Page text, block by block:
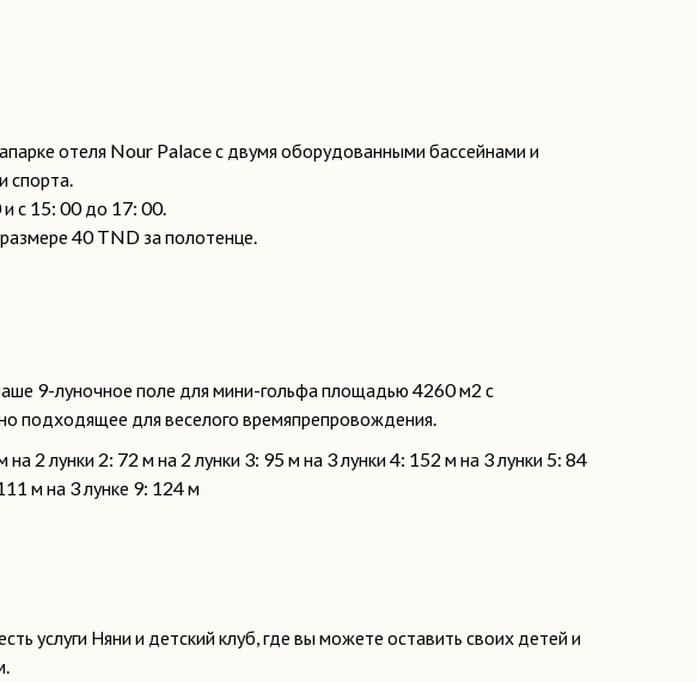
отеля Nour Palace с двумя оборудованными бассейнами и
спорта.
с 15: 00 до 17: 00.
40 TND за полотенце.
9-луночное поле для мини-гольфа площадью 4260 м2 с
подходящее для веселого времяпрепровождения.
на 2 лунки 2: 72 м на 2 лунки 3: 95 м на 3 лунки 4: 152 м на 3 лунки 5: 84
м на 3 лунке 9: 124 м
услуги Няни и детский клуб, где вы можете оставить своих детей и